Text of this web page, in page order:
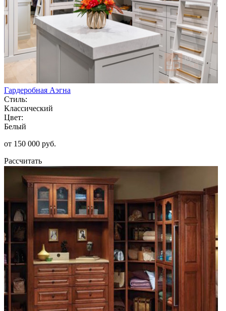
Гардеробная Аэгна
Стиль:
Классический
Цвет:
Белый
от 150 000 руб.
Рассчитать